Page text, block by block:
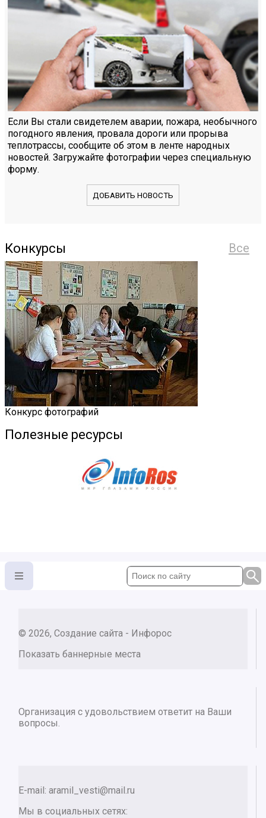
Если Вы стали свидетелем аварии, пожара, необычного
погодного явления, провала дороги или прорыва
теплотрассы, сообщите об этом в ленте народных
новостей. Загружайте фотографии через специальную
форму.
ДОБАВИТЬ НОВОСТЬ
Все
Конкурсы
Конкурс фотографий
Полезные ресурсы
© 2026, Создание сайта - Инфорос
Показать баннерные места
Организация с удовольствием ответит на Ваши
вопросы.
E-mail: aramil_vesti@mail.ru
Мы в социальных сетях: